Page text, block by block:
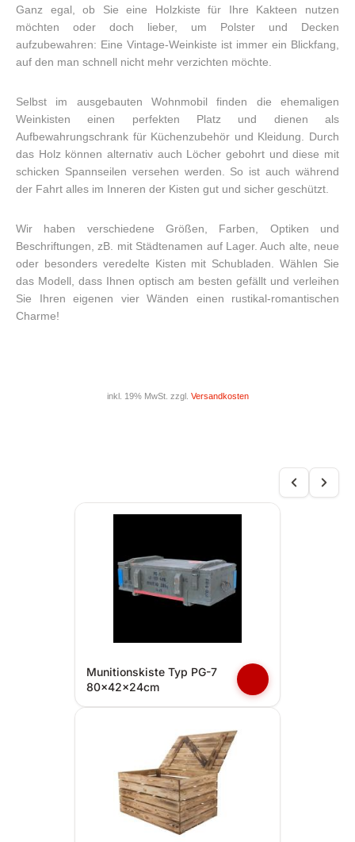
Ganz egal, ob Sie eine Holzkiste für Ihre Kakteen nutzen
möchten oder doch lieber, um Polster und Decken
aufzubewahren: Eine Vintage-Weinkiste ist immer ein Blickfang,
auf den man schnell nicht mehr verzichten möchte.
Selbst im ausgebauten Wohnmobil finden die ehemaligen
Weinkisten einen perfekten Platz und dienen als
Aufbewahrungschrank für Küchenzubehör und Kleidung. Durch
das Holz können alternativ auch Löcher gebohrt und diese mit
schicken Spannseilen versehen werden. So ist auch während
der Fahrt alles im Inneren der Kisten gut und sicher geschützt.
Wir haben verschiedene Größen, Farben, Optiken und
Beschriftungen, zB. mit Städtenamen auf Lager. Auch alte, neue
oder besonders veredelte Kisten mit Schubladen. Wählen Sie
das Modell, dass Ihnen optisch am besten gefällt und verleihen
Sie Ihren eigenen vier Wänden einen rustikal-romantischen
Charme!
inkl. 19% MwSt. zzgl. Versandkosten
Munitionskiste Typ PG-7
80x42x24cm